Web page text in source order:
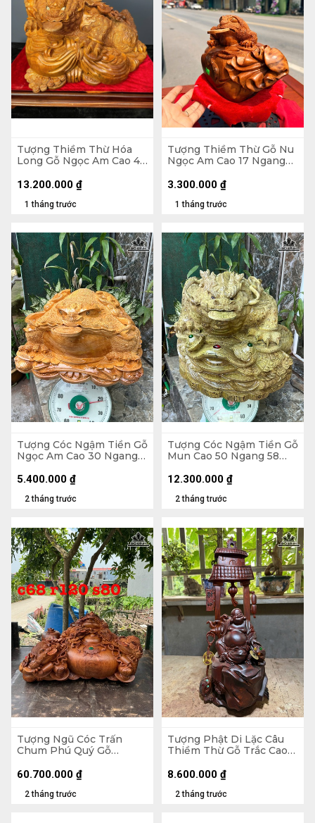
Tượng Thiềm Thừ Hóa
Long Gỗ Ngọc Am Cao 43
1 tháng trước
13.200.000 ₫
Tượng Thiềm Thừ Gỗ Nu
Ngọc Am Cao 17 Ngang
1 tháng trước
3.300.000 ₫
Tượng Cóc Ngậm Tiền Gỗ
Ngọc Am Cao 30 Ngang
2 tháng trước
5.400.000 ₫
Tượng Cóc Ngậm Tiền Gỗ
Mun Cao 50 Ngang 58
2 tháng trước
12.300.000 ₫
Tượng Ngũ Cóc Trấn
Chum Phú Quý Gỗ
Sâu 80 (cm)
2 tháng trước
60.700.000 ₫
Tượng Phật Di Lặc Câu
Thiềm Thừ Gỗ Trắc Cao
2 tháng trước
8.600.000 ₫